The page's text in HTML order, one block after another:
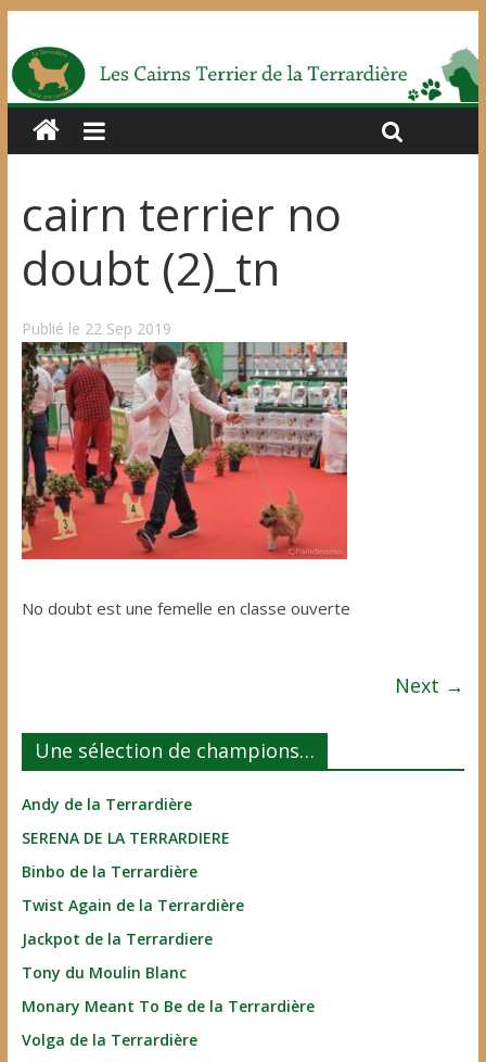
cairn terrier no
doubt (2)_tn
Publié le 22 Sep 2019
No doubt est une femelle en classe ouverte
Next →
Une sélection de champions…
Andy de la Terrardière
SERENA DE LA TERRARDIERE
Binbo de la Terrardière
Twist Again de la Terrardière
Jackpot de la Terrardiere
Tony du Moulin Blanc
Monary Meant To Be de la Terrardière
Volga de la Terrardière